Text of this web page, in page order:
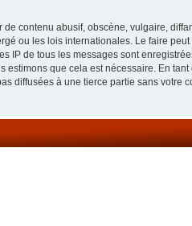
contenu abusif, obscène, vulgaire,
ou les lois internationales. Le faire
IP de tous les messages sont
estimons que cela est nécessaire. En
diffusées à une tierce partie sans votre